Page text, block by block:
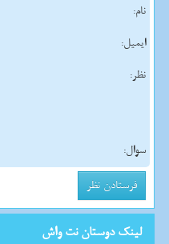
نام:
ایمیل:
نظر:
سوال:
لینک دوستان نت واش